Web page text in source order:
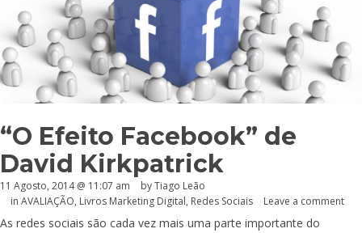
“O Efeito Facebook” de
David Kirkpatrick
11 Agosto, 2014 @ 11:07 am
by Tiago Leão
in AVALIAÇÃO, Livros Marketing Digital, Redes Sociais Leave a comment
As redes sociais são cada vez mais uma parte importante do